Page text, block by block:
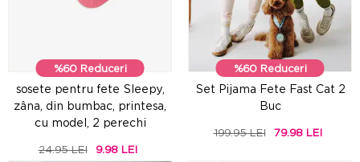
%60 Reduceri
sosete pentru fete Sleepy,
zâna, din bumbac, printesa,
cu model, 2 perechi
24.95 LEI 9.98 LEI
%60 Reduceri
Set Pijama Fete Fast Cat 2
Buc
199.95 LEI 79.98 LEI